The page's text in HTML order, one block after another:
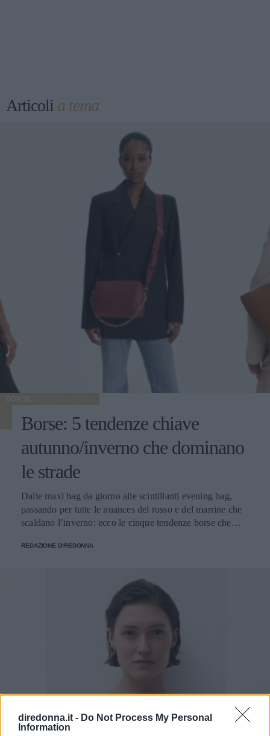
diredonna.it - Do Not Process My Personal
Information
Articoli a tema
BORSE
Borse: 5 tendenze chiave
autunno/inverno che dominano
le strade
Dalle maxi bag da giorno alle scintillanti evening bag,
passando per tutte le nuances del rosso e del marrine che
scaldano l’inverno: ecco le cinque tendenze borse che
REDAZIONE DIREDONNA